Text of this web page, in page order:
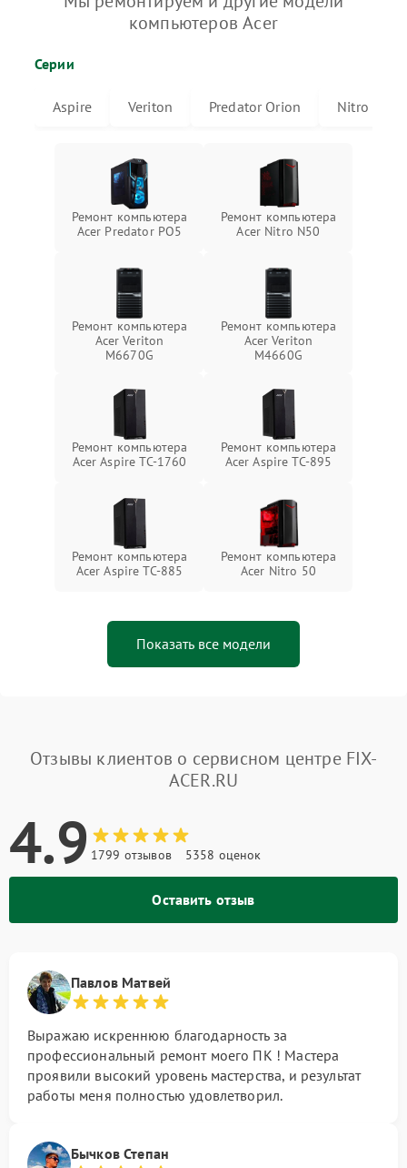
компьютеров Acer
Серии
Aspire Veriton Predator Orion Nitro
Ремонт компьютера
Acer Predator PO5
Ремонт компьютера
Acer Nitro N50
Ремонт компьютера
Acer Veriton
M6670G
Ремонт компьютера
Acer Veriton
M4660G
Ремонт компьютера
Acer Aspire TC-1760
Ремонт компьютера
Acer Aspire TC-895
Ремонт компьютера
Acer Aspire TC-885
Ремонт компьютера
Acer Nitro 50
Показать все модели
Отзывы клиентов о сервисном центре FIX-
ACER.RU
4.9 1799 отзывов 5358 оценок
Оставить отзыв
Павлов Матвей
Выражаю искреннюю благодарность за
профессиональный ремонт моего ПК ! Мастера
проявили высокий уровень мастерства, и результат
работы меня полностью удовлетворил.
Бычков Степан